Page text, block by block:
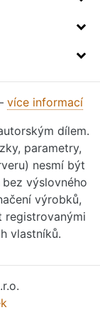
více informací
dílem.
parametry,
nesmí být
výslovného
výrobků,
registrovanými
vlastníků.